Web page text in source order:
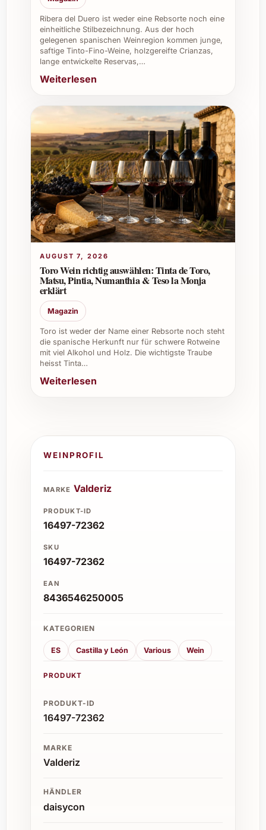
Ribera del Duero ist weder eine Rebsorte noch eine
einheitliche Stilbezeichnung. Aus der hoch
gelegenen spanischen Weinregion kommen junge,
saftige Tinto-Fino-Weine, holzgereifte Crianzas,
lange entwickelte Reservas,…
Weiterlesen
AUGUST 7, 2026
Toro Wein richtig auswählen: Tinta de Toro,
Matsu, Pintia, Numanthia & Teso la Monja
erklärt
Magazin
Toro ist weder der Name einer Rebsorte noch steht
die spanische Herkunft nur für schwere Rotweine
mit viel Alkohol und Holz. Die wichtigste Traube
heisst Tinta…
Weiterlesen
WEINPROFIL
MARKE Valderiz
PRODUKT-ID
16497-72362
SKU
16497-72362
EAN
8436546250005
KATEGORIEN
ES Castilla y León Various Wein
PRODUKT
PRODUKT-ID
16497-72362
MARKE
Valderiz
HÄNDLER
daisycon